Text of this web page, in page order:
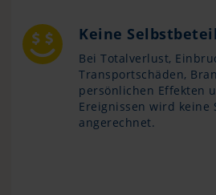
Keine
Bei Totalverlust,
Transportschäden,
persönlichen Effekten
Ereignissen wird keine
angerechnet.